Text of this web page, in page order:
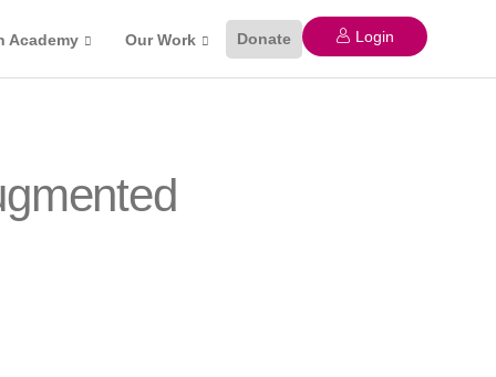
Academy Our Work Donate Login